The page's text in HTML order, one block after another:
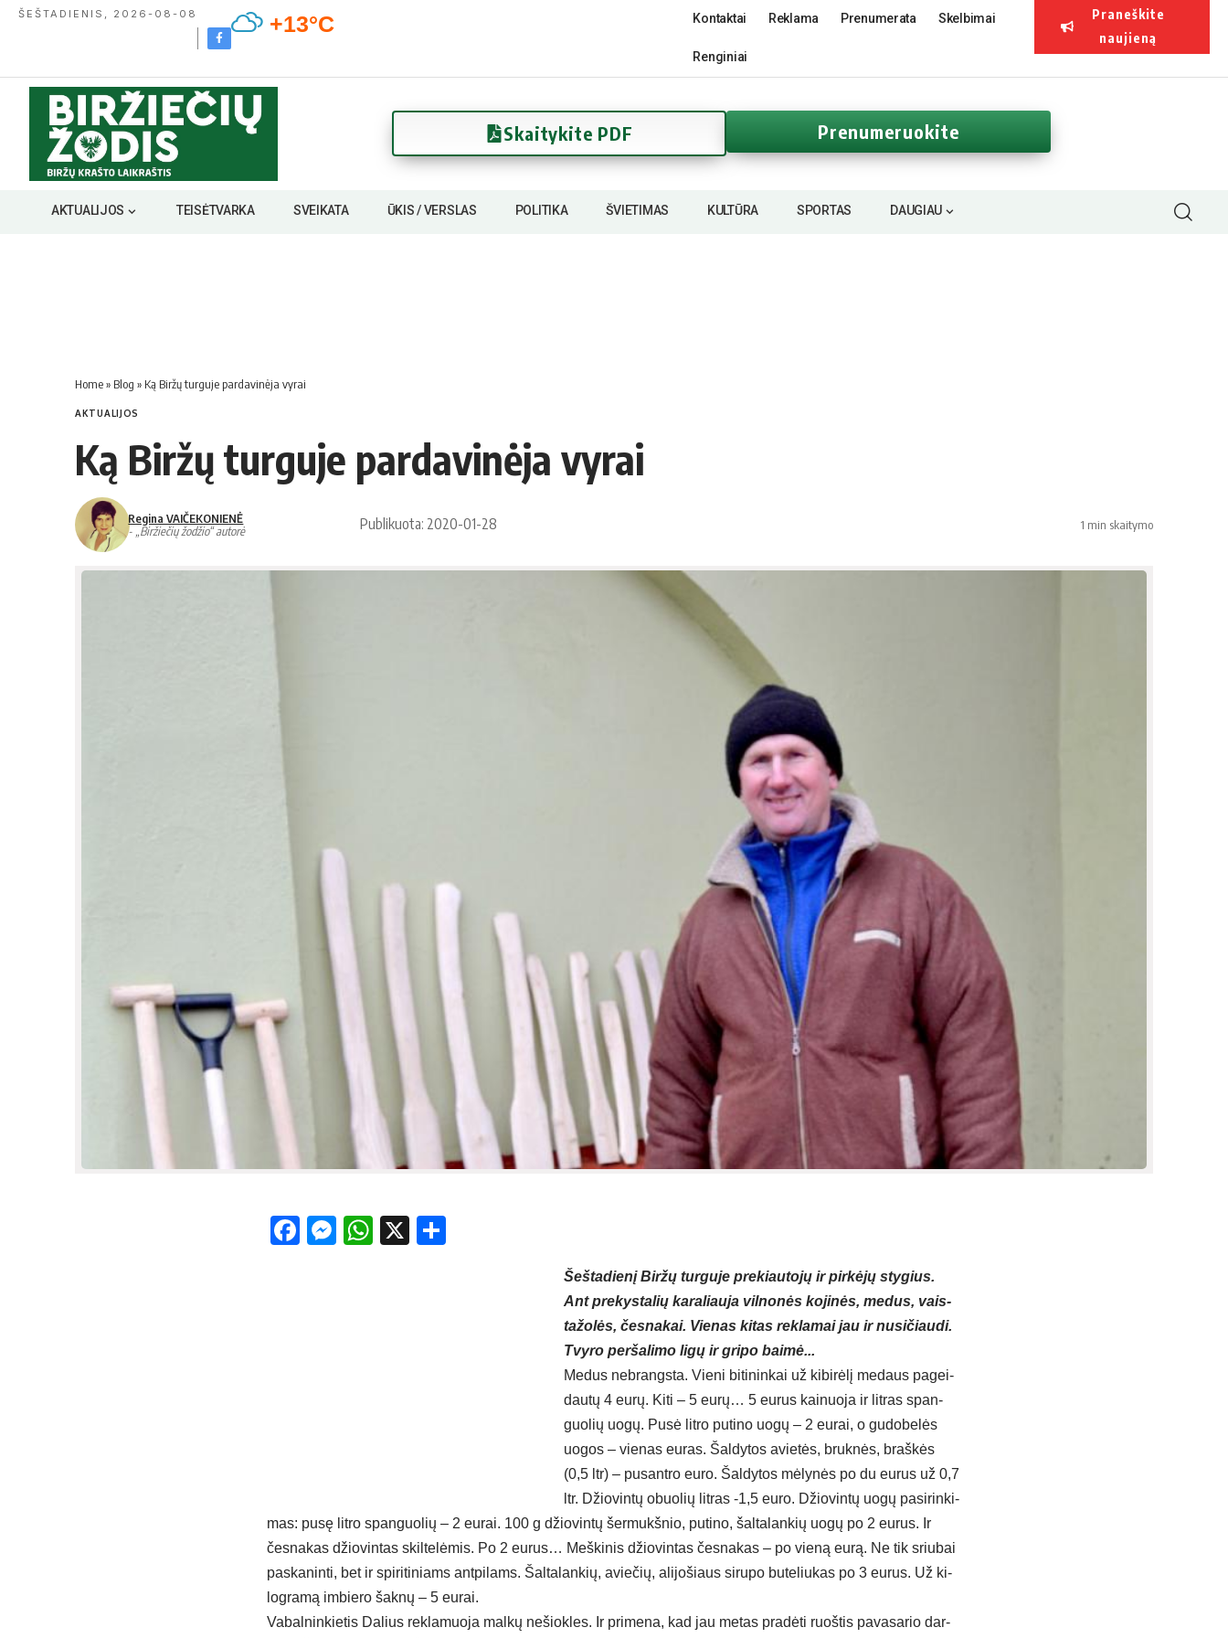
ŠEŠTADIENIS, 2026-08-08 +13°C Kontaktai Reklama Prenumerata Skelbimai
Renginiai
Praneškite
naujieną
Skaitykite PDF Prenumeruokite
AKTUALIJOS TEISĖTVARKA SVEIKATA ŪKIS / VERSLAS POLITIKA ŠVIETIMAS KULTŪRA SPORTAS DAUGIAU
Home» Blog » Ką Biržų turguje pardavinėja vyrai
AKTUALIJOS
Ką Biržų turguje pardavinėja vyrai
Regina VAIČEKONIENĖ
- „Biržiečių žodžio“ autorė
Publikuota: 2020-01-28 1 min skaitymo
Facebook
Messenger
WhatsApp
X
Šeš­ta­die­nį Bir­žų tur­gu­je pre­kiau­to­jų ir pir­kė­jų sty­gius.
Ant pre­kys­ta­lių ka­ra­liau­ja vil­no­nės ko­ji­nės, me­dus, vais­
ta­žo­lės, čes­na­kai. Vie­nas ki­tas rek­la­mai jau ir nu­si­čiau­di.
Tvy­ro per­ša­li­mo li­gų ir gri­po bai­mė...
Me­dus ne­brangs­ta. Vie­ni bi­ti­nin­kai už ki­bi­rė­lį me­daus pa­gei­
dau­tų 4 eu­rų. Ki­ti – 5 eu­rų… 5 eu­rus kai­nuo­ja ir lit­ras span­
guo­lių uo­gų. Pu­sė lit­ro pu­ti­no uo­gų – 2 eu­rai, o gu­do­be­lės
uo­gos – vie­nas eu­ras. Šal­dy­tos avie­tės, bruk­nės, braš­kės
(0,5 ltr) – pu­sant­ro eu­ro. Šal­dy­tos mė­ly­nės po du eu­rus už 0,7
ltr. Džio­vin­tų obuo­lių lit­ras -1,5 eu­ro. Džio­vin­tų uo­gų pa­si­rin­ki­
mas: pu­sę lit­ro span­guo­lių – 2 eu­rai. 100 g džio­vin­tų šer­mukš­nio, pu­ti­no, šal­ta­lan­kių uo­gų po 2 eu­rus. Ir
čes­na­kas džio­vin­tas skil­te­lė­mis. Po 2 eu­rus… Meš­ki­nis džio­vin­tas čes­na­kas – po vie­ną eu­rą. Ne tik sriu­bai
pa­ska­nin­ti, bet ir spi­ri­ti­niams ant­pi­lams. Šal­ta­lan­kių, avie­čių, ali­jo­šiaus si­ru­po bu­te­liu­kas po 3 eu­rus. Už ki­
log­ra­mą im­bie­ro šak­nų – 5 eu­rai.
Va­bal­nin­kie­tis Da­lius rek­la­muo­ja mal­kų ne­šiok­les. Ir pri­me­na, kad jau me­tas pra­dė­ti ruoš­tis pa­va­sa­rio dar­